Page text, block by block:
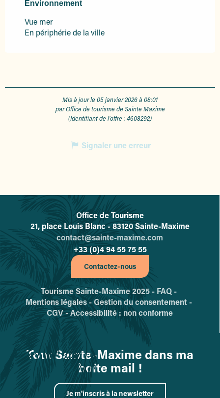
Environnement
Environnement
Vue mer
En périphérie de la ville
Mis à jour le 05 janvier 2026 à 08:01
par Office de tourisme de Sainte Maxime
(Identifiant de l'offre :4608292)
Signaler une erreur
L'office de tourisme de Sainte-
Office de Tourisme
21, place Louis Blanc - 83120 Sainte-Maxime
contact@sainte-maxime.com
+33 (0)4 94 55 75 55
Contactez-nous
Tourisme Sainte-Maxime 2025 - FAQ -
Mentions légales -Gestion du consentement -
CGV -Accessibilité : non conforme
Tout Sainte-Maxime dans ma
boîte mail !
Je m'inscris à la newsletter